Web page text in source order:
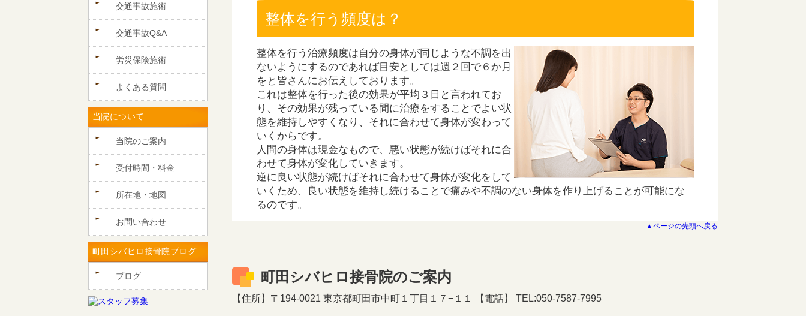
整体を行う頻度は？
整体を行う治療頻度は自分の身体が同じような不調を出
ないようにするのであれば目安としては週２回で６か月
をと皆さんにお伝えしております。
これは整体を行った後の効果が平均３日と言われてお
り、その効果が残っている間に治療をすることでよい状
態を維持しやすくなり、それに合わせて身体が変わって
いくからです。
人間の身体は現金なもので、悪い状態が続けばそれに合
わせて身体が変化していきます。
逆に良い状態が続けばそれに合わせて身体が変化をして
いくため、良い状態を維持し続けることで痛みや不調のない身体を作り上げることが可能にな
るのです。
▲ページの先頭へ戻る
町田シバヒロ接骨院のご案内
【住所】〒194-0021 東京都町田市中町１丁目１７−１１ 【電話】 TEL:050-7587-7995
交通事故施術
交通事故Q&A
労災保険施術
よくある質問
当院について
当院のご案内
受付時間・料金
所在地・地図
お問い合わせ
町田シバヒロ接骨院ブログ
ブログ